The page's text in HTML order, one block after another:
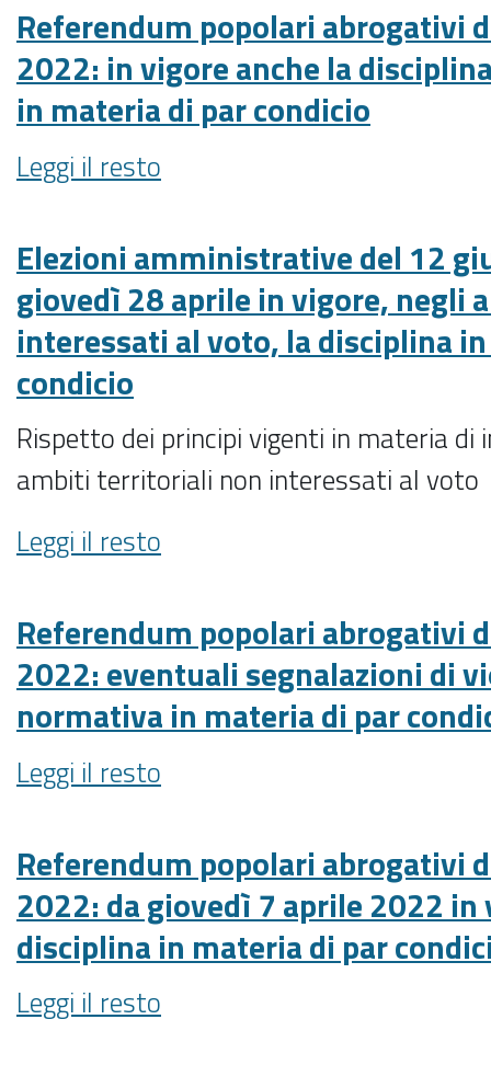
-
normativa
in
materia
di
condicio
12
giugno
2022:
da
giovedì
28
vigore
anche
la
disciplina
regolamentare
in
materia
par
-
Referendum popolari abrogativi
2022: in vigore anche la
in materia di par condicio
Referendum
popolari
del
12
giugno
2022:
in
vigore
anche
la
disciplina
in
par
condicio
-
Leggi il resto
Elezioni amministrative del 12
giovedì 28 aprile in vigore,
interessati al voto, la disciplina
condicio
Rispetto dei principi vigenti in materia di
ambiti territoriali non interessati al voto
Elezioni
amministrative
12
giugno
2022:
da
giovedì
28
vigore,
negli
ambiti
territoriali
al
Leggi il resto
Referendum popolari abrogativi
2022: eventuali segnalazioni di
normativa in materia di par
Referendum
popolari
del
12
giugno
2022:
eventuali
segnalazioni
Leggi il resto
Referendum popolari abrogativi
2022: da giovedì 7 aprile 2022 in
disciplina in materia di par
Referendum
popolari
Leggi il resto